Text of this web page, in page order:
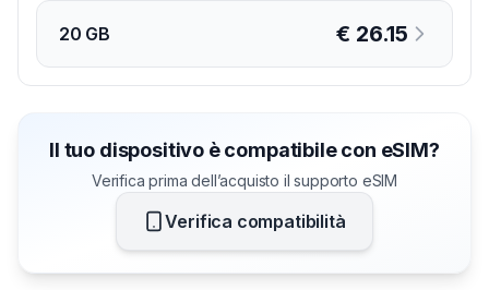
20 GB € 26.15
Il tuo dispositivo è compatibile con eSIM?
Verifica prima dell’acquisto il supporto eSIM
Verifica compatibilità